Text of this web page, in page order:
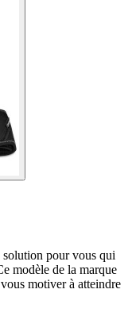
pour vous qui
modèle de la marque
motiver à atteindre